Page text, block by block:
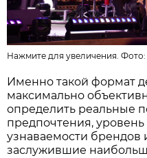
Нажмите для увеличения.
Именно такой формат
максимально
определить реальные
предпочтения,
узнаваемости брендов
заслужившие